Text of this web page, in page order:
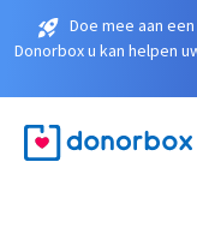
Doe mee aan
Donorbox u kan helpen